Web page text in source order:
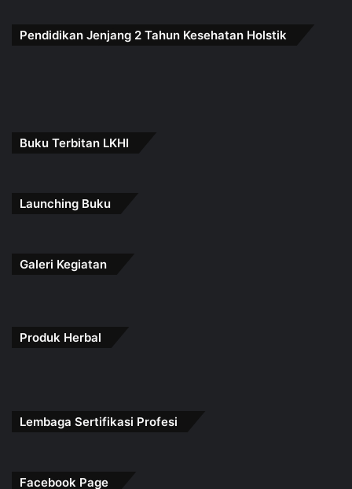
Pendidikan Jenjang 2 Tahun Kesehatan Holstik
Buku Terbitan LKHI
Launching Buku
Galeri Kegiatan
Produk Herbal
Lembaga Sertifikasi Profesi
Facebook Page